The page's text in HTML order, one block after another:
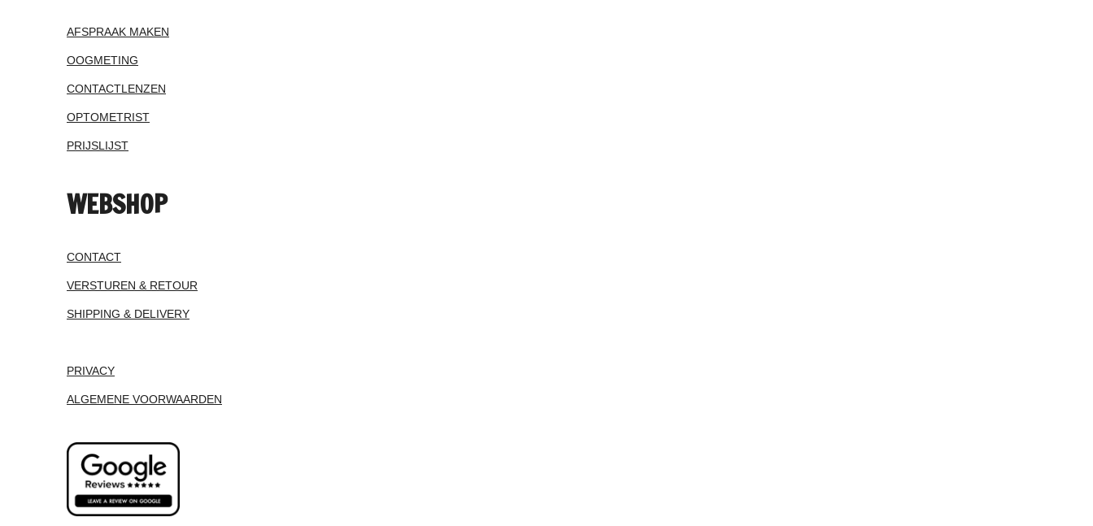
AFSPRAAK MAKEN
OOGMETING
CONTACTLENZEN
OPTOMETRIST
PRIJSLIJST
WEBSHOP
CONTACT
VERSTUREN & RETOUR
SHIPPING & DELIVERY
PRIVACY
ALGEMENE VOORWAARDEN